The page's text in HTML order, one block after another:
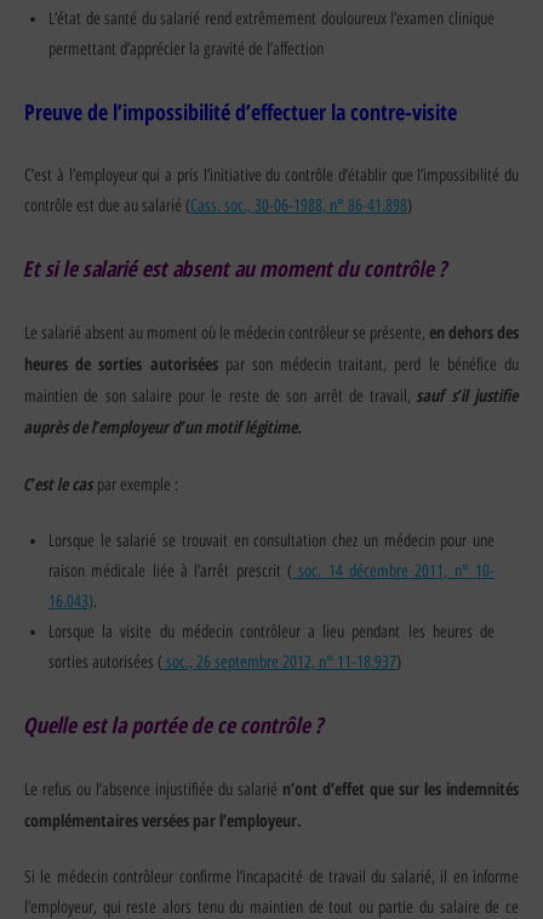
L’état de santé du salarié rend extrêmement douloureux l’examen clinique
permettant d’apprécier la gravité de l’affection
Preuve de l’impossibilité d’effectuer la contre-visite
C’est à l’employeur qui a pris l’initiative du contrôle d’établir que l’impossibilité du
contrôle est due au salarié (Cass. soc., 30-06-1988, n° 86-41.898)
Et si le salarié est absent au moment du contrôle ?
Le salarié absent au moment où le médecin contrôleur se présente, en dehors des
heures de sorties autorisées par son médecin traitant, perd le bénéfice du
maintien de son salaire pour le reste de son arrêt de travail,sauf s’il justifie
auprès de l’employeur d’un motif légitime.
C’est le cas par exemple :
Lorsque le salarié se trouvait en consultation chez un médecin pour une
raison médicale liée à l’arrêt prescrit ( soc. 14 décembre 2011, n° 10-
16.043).
Lorsque la visite du médecin contrôleur a lieu pendant les heures de
sorties autorisées ( soc., 26 septembre 2012, n° 11-18.937)
Quelle est la portée de ce contrôle ?
Le refus ou l’absence injustifiée du salarié n’ont d’effet que sur les indemnités
complémentaires versées par l’employeur.
Si le médecin contrôleur confirme l’incapacité de travail du salarié, il en informe
l’employeur, qui reste alors tenu du maintien de tout ou partie du salaire de ce